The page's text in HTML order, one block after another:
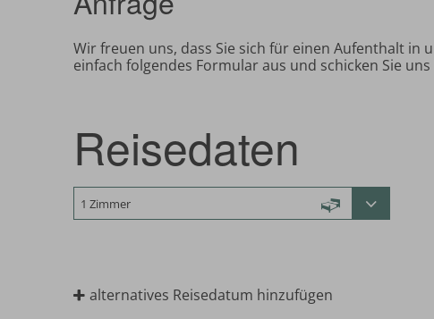
Wir freuen uns, dass Sie sich für einen Aufenthalt
einfach folgendes Formular aus und schicken Sie
Reisedaten
alternatives Reisedatum hinzufügen